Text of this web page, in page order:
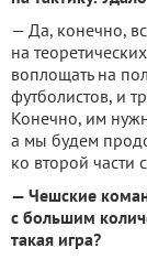
— Да, конечно,
на
воплощать на
футболистов, и
Конечно, им
а мы будем
ко второй части
— Чешские
с большим
такая игра?